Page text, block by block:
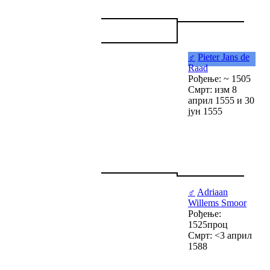
♂ Pieter Jans de
Raad
Рођење: ~ 1505
Смрт: изм 8
април 1555 и 30
јун 1555
♂ Adriaan
Willems Smoor
Рођење:
1525проц
Смрт: <3 април
1588